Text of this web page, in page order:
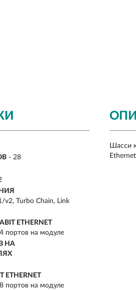
- 28
v2, Turbo Chain, Link
ETHERNET
портов на модуле
НА
портов на модуле
Шасси